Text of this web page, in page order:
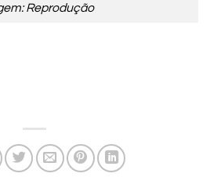
Reprodução